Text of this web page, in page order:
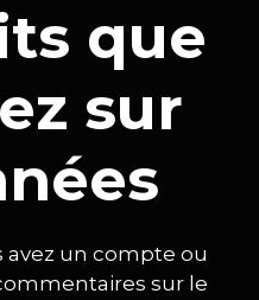
que
sur
avez un compte ou
sur le